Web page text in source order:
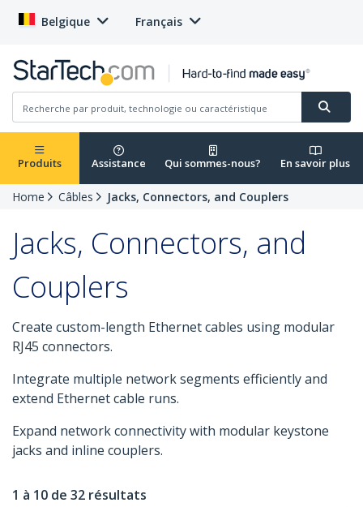
Belgique Français
Produits Assistance Qui sommes-nous? En savoir plus
Home Câbles Jacks, Connectors, and Couplers
Jacks, Connectors, and
Couplers
Create custom-length Ethernet cables using modular
RJ45 connectors.
Integrate multiple network segments efficiently and
extend Ethernet cable runs.
Expand network connectivity with modular keystone
jacks and inline couplers.
1 à 10 de 32 résultats